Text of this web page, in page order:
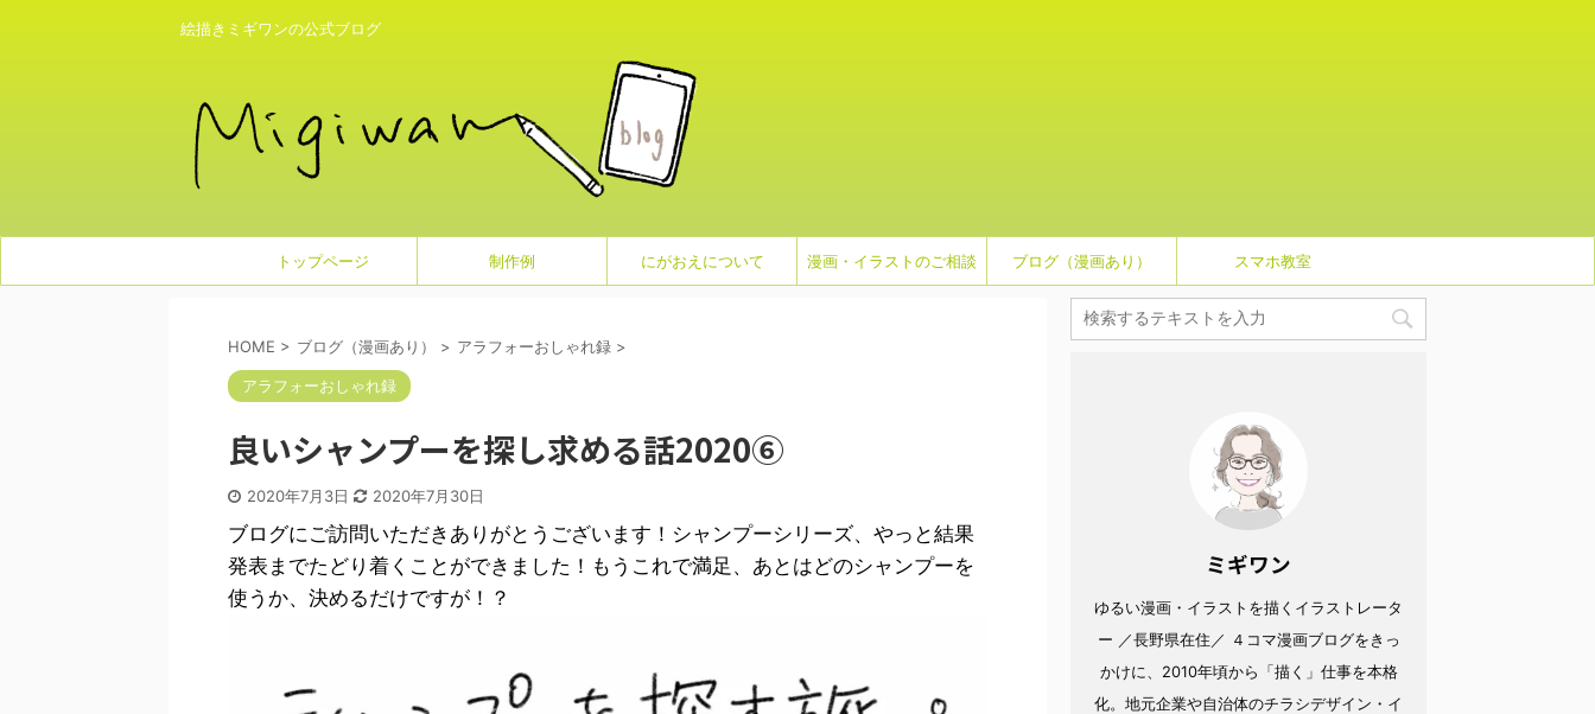
絵描きミギワンの公式ブログ
トップページ 制作例 にがおえについて 漫画・イラストのご相談 ブログ（漫画あり） スマホ教室
HOME > ブログ（漫画あり） > アラフォーおしゃれ録 >
アラフォーおしゃれ録
良いシャンプーを探し求める話2020⑥
2020年7月3日 2020年7月30日
ブログにご訪問いただきありがとうございます！シャンプーシリーズ、やっと結果
発表までたどり着くことができました！もうこれで満足、あとはどのシャンプーを
使うか、決めるだけですが！？
ミギワン
ゆるい漫画・イラストを描くイラストレータ
ー ／長野県在住／ ４コマ漫画ブログをきっ
かけに、2010年頃から「描く」仕事を本格
化。地元企業や自治体のチラシデザイン・イ